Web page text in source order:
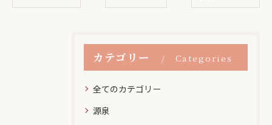
カテゴリー Categories
全てのカテゴリー
源泉